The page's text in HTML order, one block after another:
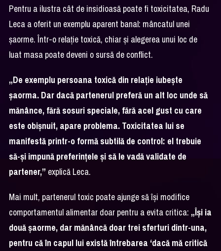
Pentru a ilustra cât de insidioasă poate fi toxicitatea, Radu
Leca a oferit un exemplu aparent banal: mâncatul unei
șaorme. Într-o relație toxică, chiar și alegerea unui loc de
luat masa poate deveni o sursă de conflict.
„De exemplu persoana toxică din relație iubește
șaorma. Dar dacă partenerul preferă un alt loc unde să
mănânce, fără sosuri speciale, fără acel gust cu care
este obișnuit, apare problema. Toxicitatea lui se
manifestă printr-o formă subtilă de control: el trebuie
să-și impună preferințele și să le vadă validate de
partener,” explică Leca.
Mai mult, partenerul toxic poate ajunge să își modifice
comportamentul alimentar doar pentru a evita critica: „Își ia
două șaorme, dar mănâncă doar trei sferturi dintr-una,
pentru că în capul lui există întrebarea ‘dacă mă critică